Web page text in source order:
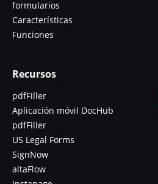
formularios
Características
Funciones
Recursos
pdfFiller
Aplicación móvil DocHub
pdfFiller
US Legal Forms
SignNow
altaFlow